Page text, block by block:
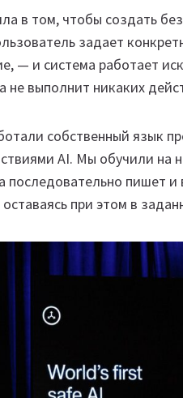
в том, чтобы создать
задает
— и система работает
не выполнит никаких
собственный язык
AI. Мы обучили на
последовательно пишет
при этом в